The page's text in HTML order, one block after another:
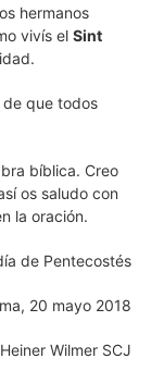
hermanos
vivís el Sint
de que todos
bíblica. Creo
os saludo con
la oración.
de Pentecostés
20 mayo 2018
Wilmer SCJ